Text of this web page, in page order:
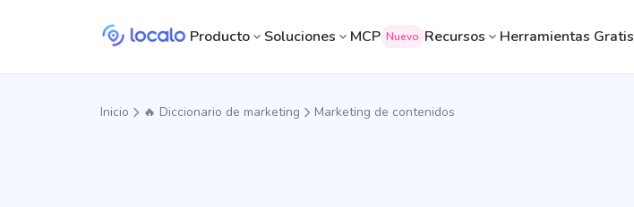
Producto Soluciones MCP Nuevo Recursos Herramientas Gratis
Inicio 🔥 Diccionario de marketing Marketing de contenidos